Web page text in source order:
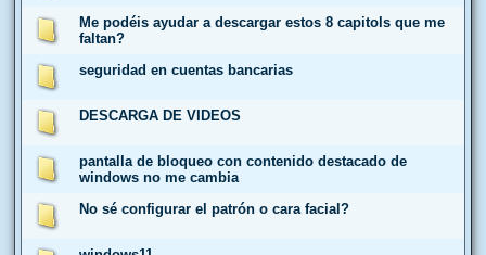
Me podéis ayudar a descargar estos 8 capitols que me
faltan?
seguridad en cuentas bancarias
DESCARGA DE VIDEOS
pantalla de bloqueo con contenido destacado de
windows no me cambia
No sé configurar el patrón o cara facial?